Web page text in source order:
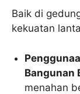
Baik di
kekuatan
Bangunan
menahan